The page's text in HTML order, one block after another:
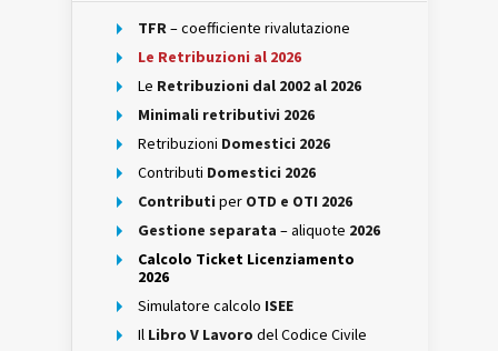
TFR– coefficiente rivalutazione
Le Retribuzioni al 2026
Le Retribuzioni dal 2002 al 2026
Minimali retributivi 2026
Retribuzioni Domestici 2026
Contributi Domestici 2026
Contributi per OTD e OTI 2026
Gestione separata – aliquote 2026
Calcolo Ticket Licenziamento
2026
Simulatore calcolo ISEE
Il Libro V Lavoro del Codice Civile